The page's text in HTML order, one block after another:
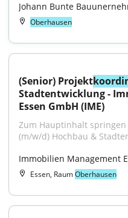
Johann Bunte
Oberhausen
(Senior) Projekt
Stadtentwicklung -
Essen GmbH (IME)
Zum Hauptinhalt
(m/w/d) Hochbau &
Immobilien Management
Essen, RaumOberhausen